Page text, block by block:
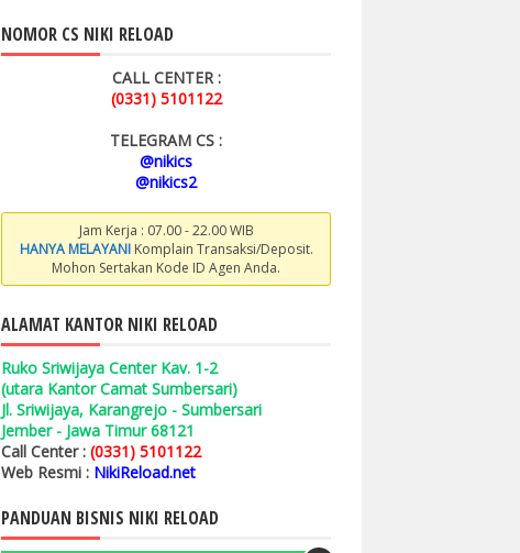
NOMOR CS NIKI RELOAD
CALL CENTER :
(0331) 5101122
TELEGRAM CS :
@nikics
@nikics2
Jam Kerja : 07.00 - 22.00 WIB
HANYA MELAYANIKomplain Transaksi/Deposit.
Mohon Sertakan Kode ID Agen Anda.
ALAMAT KANTOR NIKI RELOAD
Ruko Sriwijaya Center Kav. 1-2
(utara Kantor Camat Sumbersari)
Jl. Sriwijaya, Karangrejo - Sumbersari
Jember - Jawa Timur 68121
Call Center : (0331) 5101122
Web Resmi : NikiReload.net
PANDUAN BISNIS NIKI RELOAD